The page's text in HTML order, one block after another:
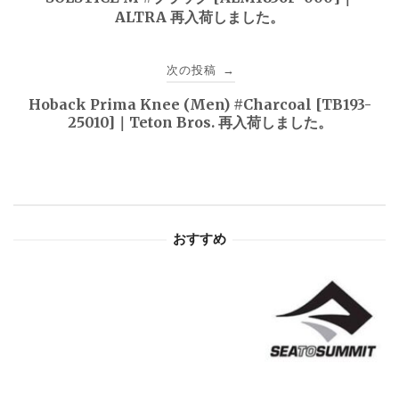
ゲ
ALTRA 再入荷しました。
次の投稿 →
Hoback Prima Knee (Men) #Charcoal [TB193-
25010]｜Teton Bros. 再入荷しました。
おすすめ